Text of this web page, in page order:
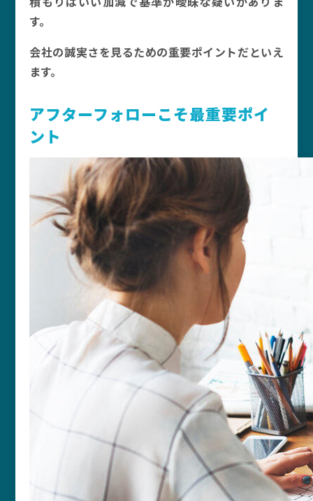
す。
会社の誠実さを見るための重要ポイントだといえ
ます。
アフターフォローこそ最重要ポイ
ント